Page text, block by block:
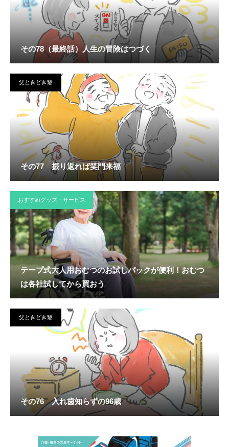
その78（最終話）人生の冒険はつづく
父ときどき爺
その77 振り返れば笑門来福
おすすめグッズ・サービス
テープ式大人用おむつのお試しパックが便利！おむつ
は各社試してから買おう
父ときどき爺
その76 入れ歯知らずの96歳